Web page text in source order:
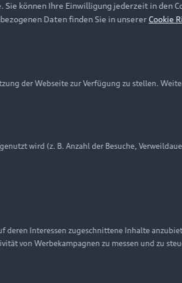
Cookie-Einstellungen Cookie-Richtlinie
bei allen Abbildungen auf dieser
können Ihre Einwilligung jederzeit in den
Daten finden Sie in unserer Cookie
der Webseite zur Verfügung zu stellen.
wird (z. B. Anzahl der Besuche,
Interessen zugeschnittene Inhalte
von Werbekampagnen zu messen und zu